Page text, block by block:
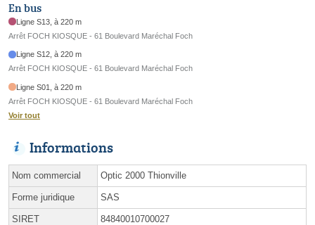
En bus
Ligne S13, à 220 m
Arrêt FOCH KIOSQUE - 61 Boulevard Maréchal Foch
Ligne S12, à 220 m
Arrêt FOCH KIOSQUE - 61 Boulevard Maréchal Foch
Ligne S01, à 220 m
Arrêt FOCH KIOSQUE - 61 Boulevard Maréchal Foch
Voir tout
Informations
Nom commercial Optic 2000 Thionville
Forme juridique SAS
SIRET 84840010700027